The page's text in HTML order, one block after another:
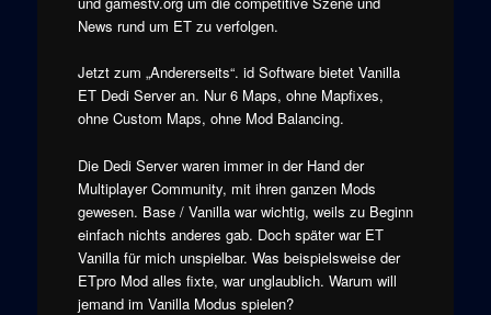
News rund um ET zu verfolgen.
Jetzt zum „Andererseits“. id Software bietet Vanilla
ET Dedi Server an. Nur 6 Maps, ohne Mapfixes,
ohne Custom Maps, ohne Mod Balancing.
Die Dedi Server waren immer in der Hand der
Multiplayer Community, mit ihren ganzen Mods
gewesen. Base / Vanilla war wichtig, weils zu Beginn
einfach nichts anderes gab. Doch später war ET
Vanilla für mich unspielbar. Was beispielsweise der
ETpro Mod alles fixte, war unglaublich. Warum will
jemand im Vanilla Modus spielen?